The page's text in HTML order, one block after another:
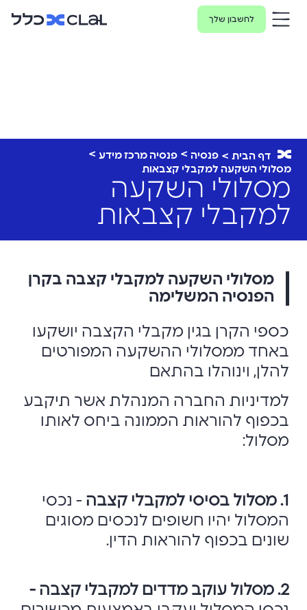
לחשבון שלך
דף הבית פנסיה
פנסיה מרכז מידע
מסלולי השקעה למקבלי קצבאות
מסלולי השקעה
למקבלי קצבאות
מסלולי השקעה למקבלי קצבה בקרן
הפנסיה המשלימה
כספי הקרן בגין מקבלי הקצבה יושקעו
באחד ממסלולי ההשקעה המפורטים
להלן, וינוהלו בהתאם
למדיניות החברה המנהלת אשר תיקבע
בכפוף להוראות הממונה ביחס לאותו
מסלול:
1. מסלול בסיסי למקבלי קצבה
- נכסי
המסלול יהיו חשופים לנכסים מסוגים
שונים בכפוף להוראות הדין.
2. מסלול עוקב מדדים למקבלי קצבה -